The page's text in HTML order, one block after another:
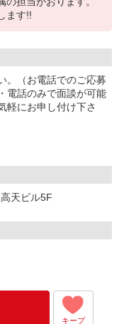
ます!!
。（お電話でのご応募
電話のみで面談が可能
軽にお申し付け下さ
天ビル5F
キープ